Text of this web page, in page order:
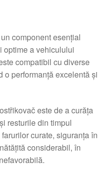
component esențial
optime a vehiculului
compatibil cu diverse
o performanță excelentă și
este de a curăța
resturile din timpul
curate, siguranța în
considerabil, în